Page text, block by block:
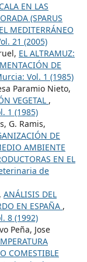
EN LAS
(SPARUS
MEDITERRÁNEO
21 (2005)
EL ALTRAMUZ:
DE
Vol. 1 (1985)
Paramio Nieto,
VEGETAL ,
1 (1985)
G. Ramis,
DE
AMBIENTE
EN EL
de
ANÁLISIS DEL
EN ESPAÑA ,
8 (1992)
Peña, Jose
COMESTIBLE